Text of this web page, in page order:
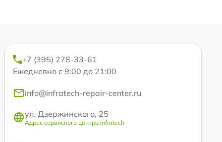
+7 (395) 278-33-61
Ежедневно с 9:00 до 21:00
info@infratech-repair-center.ru
ул. Дзержинского, 25
Адрес сервисного центра Infratech